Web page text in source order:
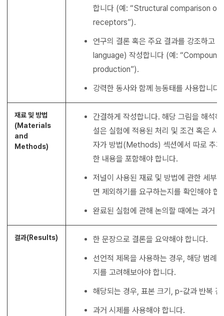
합니다 (예: “Structural comparison
receptors”).
연구의 결론 혹은 주요 결과를 강조하고
language) 작성합니다 (예:
production”).
강력한 동사와 함께 능동태를 사용합니다.
재료 및 방법
(Materials
and
Methods)
간결하게 작성합니다. 해당 그림을 해석
설은 실험에 적용된 처리 및 조건 혹은 사
자가 방법(Methods) 섹션에서 따로 추
한 내용을 포함해야 합니다.
저널이 사용된 재료 및 방법에 관한 세부
면 제외하기를 요구하는지를 확인해야 합
완료된 실험에 관해 논의할 때에는 과거
결과(Results)
한 문장으로 결론을 요약해야 합니다.
선언적 제목을 사용하는 경우, 해당 범례
지를 고려해보아야 합니다.
해당되는 경우, 표본 크기, p-값과 반복
과거 시제를 사용해야 합니다.